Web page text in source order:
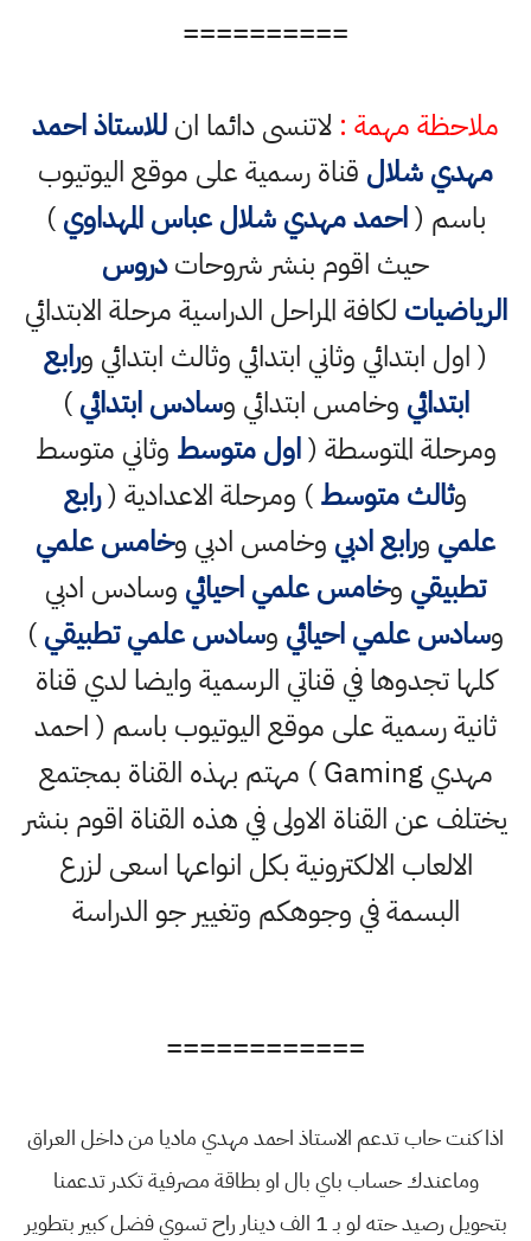
==========
ملاحظة مهمة : لاتنسى دائما انللاستاذ احمد
مهدي شلال قناة رسمية على موقع اليوتيوب
باسم (احمد مهدي شلال عباس المهداوي)
حيث اقوم بنشر شروحاتدروس
الرياضيات لكافة المراحل الدراسية مرحلة الابتدائي
( اول ابتدائي وثاني ابتدائي وثالث ابتدائي ورابع
ابتدائي وخامس ابتدائي وسادس ابتدائي)
ومرحلة المتوسطة (اول متوسط وثاني متوسط
وثالث متوسط) ومرحلة الاعدادية (رابع
علمي ورابع ادبي وخامس ادبي وخامس علمي
تطبيقي وخامس علمي احيائي وسادس ادبي
وسادس علمي احيائي وسادس علمي تطبيقي)
كلها تجدوها في قناتي الرسمية وايضا لدي قناة
ثانية رسمية على موقع اليوتيوب باسم ( احمد
مهدي Gaming ) مهتم بهذه القناة بمجتمع
يختلف عن القناة الاولى في هذه القناة اقوم بنشر
الالعاب الالكترونية بكل انواعها اسعى لزرع
البسمة في وجوهكم وتغيير جو الدراسة
============
اذا كنت حاب تدعم الاستاذ احمد مهدي ماديا من داخل العراق
وماعندك حساب باي بال او بطاقة مصرفية تكدر تدعمنا
بتحويل رصيد حته لو بـ 1 الف دينار راح تسوي فضل كبير بتطوير